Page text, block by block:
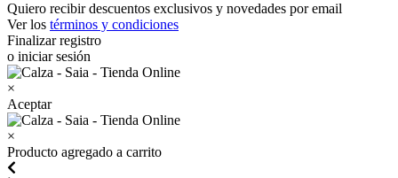
Quiero recibir descuentos exclusivos y novedades por email
Ver los términos y condiciones
Finalizar registro
o iniciar sesión
×
Aceptar
×
Producto agregado a carrito